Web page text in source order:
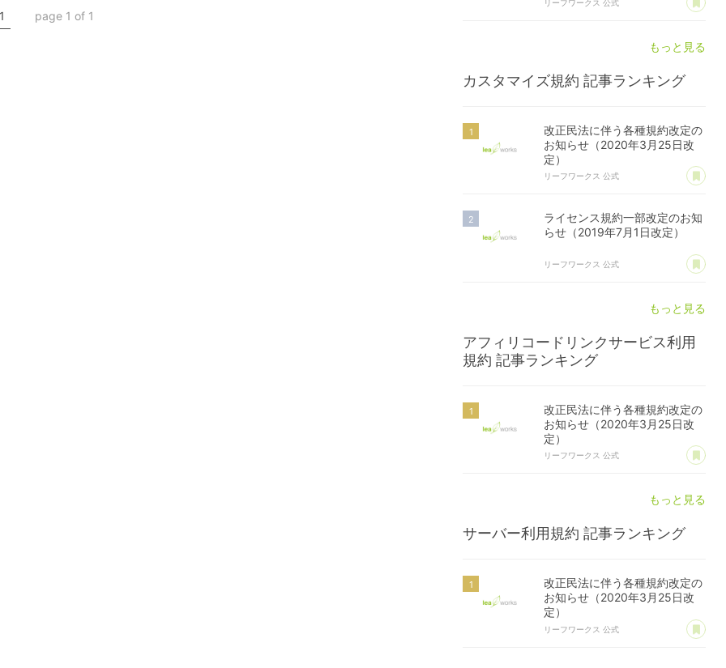
1 page 1 of 1
リーフワークス 公式
もっと見る
カスタマイズ規約 記事ランキング
改正民法に伴う各種規約改定の
お知らせ（2020年3月25日改
定）
リーフワークス 公式 あ
ライセンス規約一部改定のお知
らせ（2019年7月1日改定）
リーフワークス 公式 あ
もっと見る
アフィリコードリンクサービス利用
規約 記事ランキング
改正民法に伴う各種規約改定の
お知らせ（2020年3月25日改
定）
リーフワークス 公式 あ
もっと見る
サーバー利用規約 記事ランキング
改正民法に伴う各種規約改定の
お知らせ（2020年3月25日改
定）
リーフワークス 公式 あ